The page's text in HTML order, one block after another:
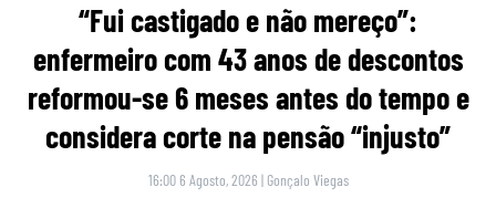
“Fui castigado e não mereço”:
enfermeiro com 43 anos de descontos
reformou-se 6 meses antes do tempo e
considera corte na pensão “injusto”
16:00 6 Agosto, 2026 | Gonçalo Viegas